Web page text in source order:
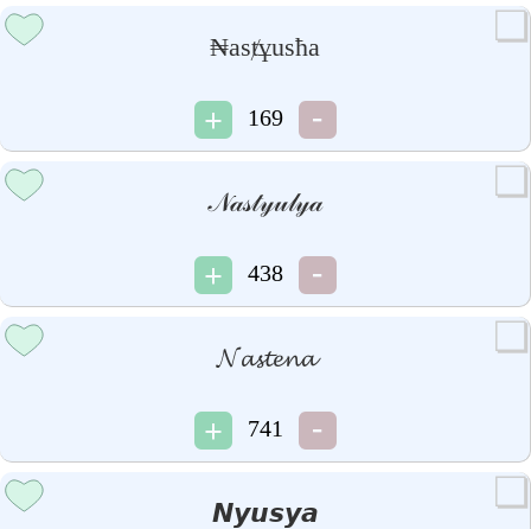
₦asⱦұusħa
169
𝒩𝒶𝓈𝓉𝓎𝓊𝓁𝓎𝒶
438
𝓝𝓪𝓼𝓽𝓮𝓷𝓪
741
𝙉𝙮𝙪𝙨𝙮𝙖